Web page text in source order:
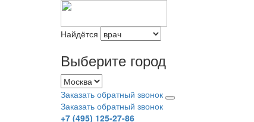
Найдётся
Выберите город
Заказать обратный звонок
Заказать обратный звонок
+7 (495) 125-27-86